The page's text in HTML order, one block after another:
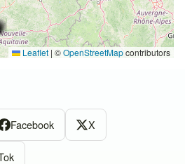
Leaflet | ©OpenStreetMapcontributors
Facebook X